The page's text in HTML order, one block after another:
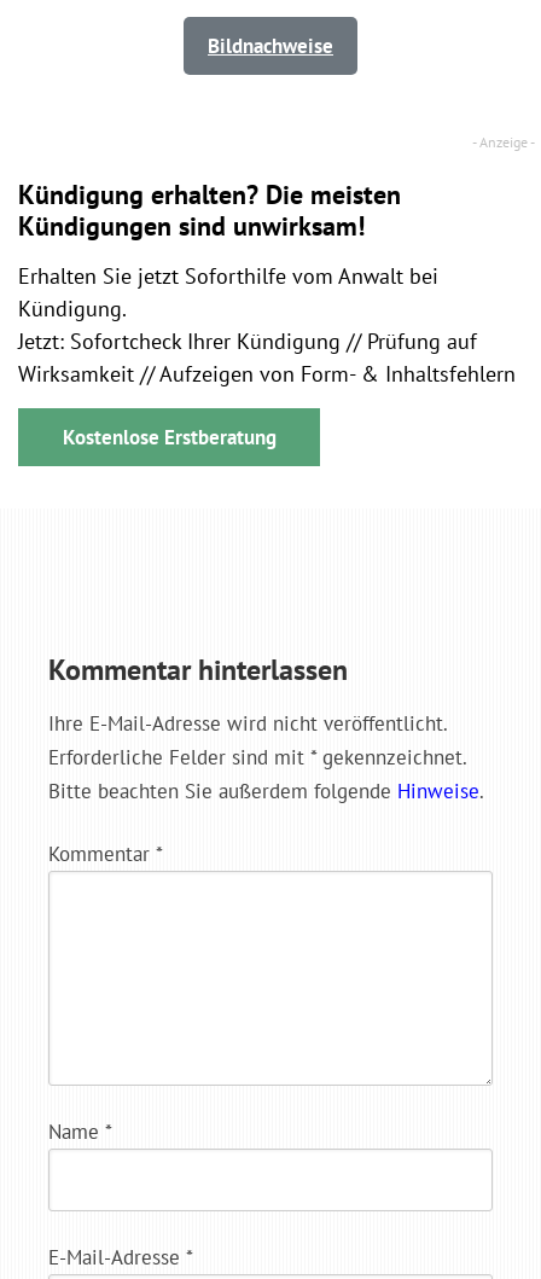
Bildnachweise
Kündigung erhalten? Die meisten
Kündigungen sind unwirksam!
Erhalten Sie jetzt Soforthilfe vom Anwalt bei
Kündigung.
Jetzt: Sofortcheck Ihrer Kündigung // Prüfung auf
Wirksamkeit // Aufzeigen von Form- & Inhaltsfehlern
Kostenlose Erstberatung
Kommentar hinterlassen
Ihre E-Mail-Adresse wird nicht veröffentlicht.
Erforderliche Felder sind mit * gekennzeichnet.
Bitte beachten Sie außerdem folgende Hinweise.
Kommentar *
Name *
E-Mail-Adresse *